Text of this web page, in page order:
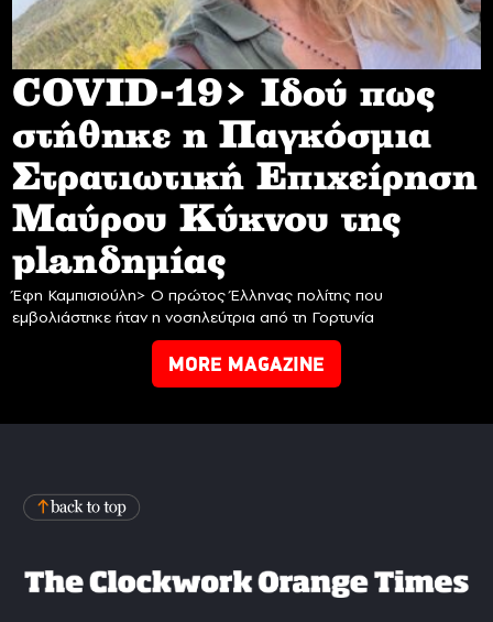
COVID-19> Iδού πως
στήθηκε η Παγκόσμια
Στρατιωτική Επιχείρηση
Mαύρου Κύκνου της
planδημίας
Έφη Καμπισιούλη> Ο πρώτος Έλληνας πολίτης που
εμβολιάστηκε ήταν η νοσηλεύτρια από τη Γορτυνία
MORE MAGAZINE